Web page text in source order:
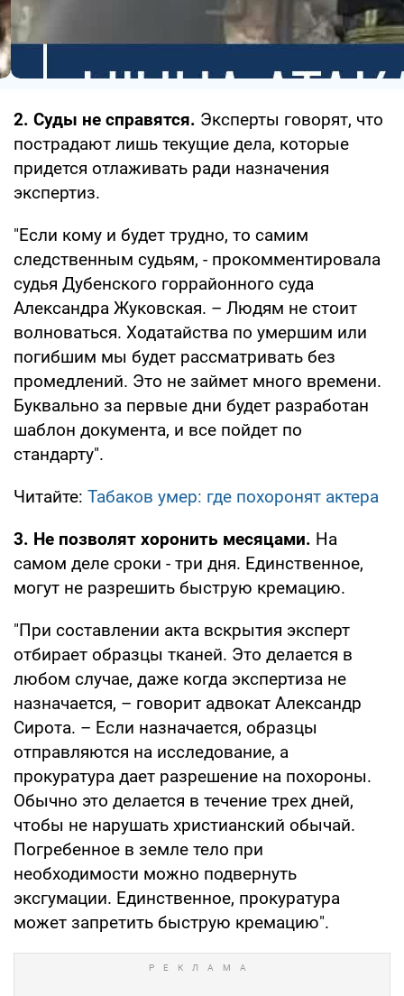
2. Суды не справятся. Эксперты говорят, что
пострадают лишь текущие дела, которые
придется отлаживать ради назначения
экспертиз.
"Если кому и будет трудно, то самим
следственным судьям, - прокомментировала
судья Дубенского горрайонного суда
Александра Жуковская. – Людям не стоит
волноваться. Ходатайства по умершим или
погибшим мы будет рассматривать без
промедлений. Это не займет много времени.
Буквально за первые дни будет разработан
шаблон документа, и все пойдет по
стандарту".
Читайте: Табаков умер: где похоронят актера
3. Не позволят хоронить месяцами. На
самом деле сроки - три дня. Единственное,
могут не разрешить быструю кремацию.
"При составлении акта вскрытия эксперт
отбирает образцы тканей. Это делается в
любом случае, даже когда экспертиза не
назначается, – говорит адвокат Александр
Сирота. – Если назначается, образцы
отправляются на исследование, а
прокуратура дает разрешение на похороны.
Обычно это делается в течение трех дней,
чтобы не нарушать христианский обычай.
Погребенное в земле тело при
необходимости можно подвернуть
эксгумации. Единственное, прокуратура
может запретить быструю кремацию".